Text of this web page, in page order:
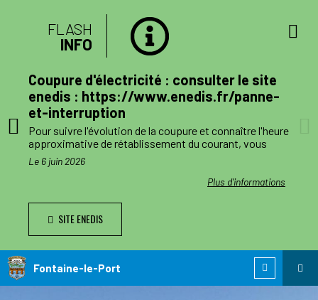
le
est
FLASH
INFO
Coupure d'électricité : consulter le site
enedis : https://www.enedis.fr/panne-
et-interruption
Plus d'informations
Pour suivre l'évolution de la coupure et connaître l'heure
approximative de rétablissement du courant, vous
pouvez consulter le site enedis.fr/panne-et-
interruption ou télécharger l'application Enedis à mes
côtés. Toutefois l'alimentation pourra être rétablie à
Le jour des travaux, si vous avez besoin d’information
complémentaire, vous pourrez nous joindre au numéro
Le 6 juin 2026
SITE ENEDIS
Fontaine-le-Port